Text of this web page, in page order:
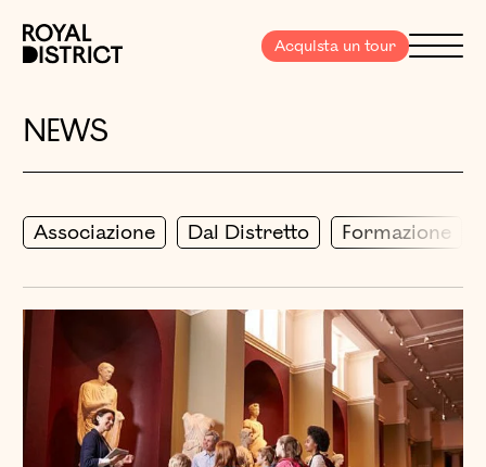
Royal District
Acquista un tour Menu
NEWS
Associazione Dal Distretto Formazione